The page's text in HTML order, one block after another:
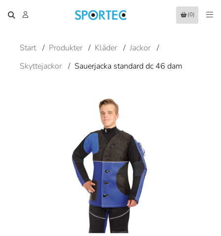
(0)
Start / Produkter / Kläder / Jackor /
Skyttejackor / Sauerjacka standard dc 46 dam